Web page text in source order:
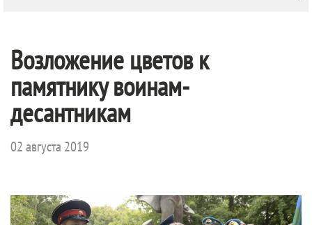
Возложение цветов к
памятнику воинам-
десантникам
02 августа 2019